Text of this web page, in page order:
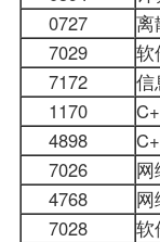
0727
7029
7172
1170
4898
7026
4768
7028